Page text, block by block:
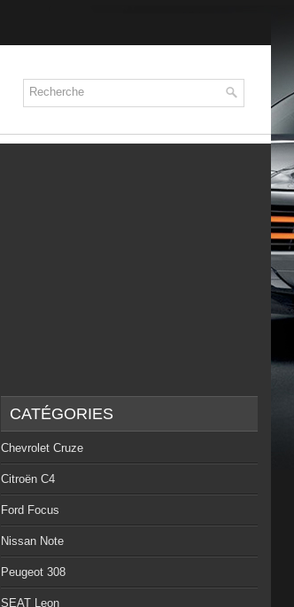
CATÉGORIES
Chevrolet Cruze
Citroën C4
Ford Focus
Nissan Note
Peugeot 308
SEAT Leon